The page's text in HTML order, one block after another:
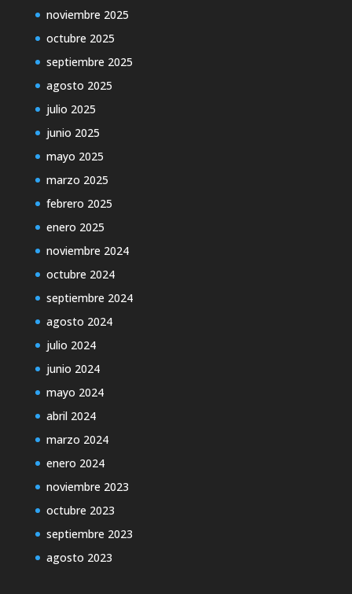
noviembre 2025
octubre 2025
septiembre 2025
agosto 2025
julio 2025
junio 2025
mayo 2025
marzo 2025
febrero 2025
enero 2025
noviembre 2024
octubre 2024
septiembre 2024
agosto 2024
julio 2024
junio 2024
mayo 2024
abril 2024
marzo 2024
enero 2024
noviembre 2023
octubre 2023
septiembre 2023
agosto 2023